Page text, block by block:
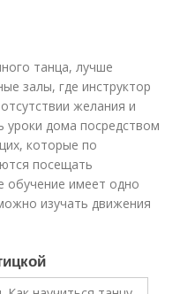
танца, лучше
залы, где инструктор
желания и
дома посредством
которые по
посещать
имеет одно
изучать движения